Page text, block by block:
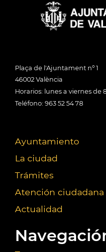
Plaça de l'Ajuntament nº 1
46002 València
Horarios: lunes a viernes de
Teléfono: 963 52 54 78
Ayuntamiento
La ciudad
Trámites
Atención ciudadana
Actualidad